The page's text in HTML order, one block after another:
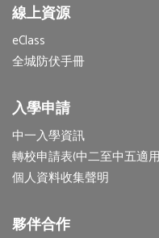
線上資源
eClass
全城防伏手冊
入學申請
中一入學資訊
轉校申請表(中二至中五適
個人資料收集聲明
夥伴合作